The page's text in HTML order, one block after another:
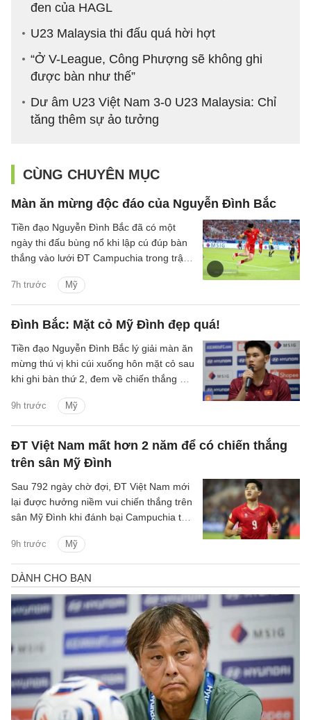
đen của HAGL
U23 Malaysia thi đấu quá hời hợt
“Ở V-League, Công Phượng sẽ không ghi
được bàn như thế”
Dư âm U23 Việt Nam 3-0 U23 Malaysia: Chỉ
tăng thêm sự ảo tưởng
CÙNG CHUYÊN MỤC
Màn ăn mừng độc đáo của Nguyễn Đình Bắc
7h trước Mỹ
Tiền đạo Nguyễn Đình Bắc đã có một
ngày thi đấu bùng nổ khi lập cú đúp bàn
thắng vào lưới ĐT Campuchia trong trận
Đình tối 7/8.
Đình Bắc: Mặt cỏ Mỹ Đình đẹp quá!
9h trước Mỹ
Tiền đạo Nguyễn Đình Bắc lý giải màn ăn
mừng thú vị khi cúi xuống hôn mặt cỏ sau
khi ghi bàn thứ 2, đem về chiến thắng 3-1
ĐT Việt Nam mất hơn 2 năm để có chiến thắng
trên sân Mỹ Đình
9h trước Mỹ
Sau 792 ngày chờ đợi, ĐT Việt Nam mới
lại được hưởng niềm vui chiến thắng trên
sân Mỹ Đình khi đánh bại Campuchia tỷ
Cup 2026.